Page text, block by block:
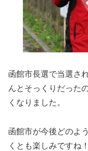
函館市長選で当選さ
んとそっくりだった
くなりました。
函館市が今後どのよ
くとも楽しみですね！